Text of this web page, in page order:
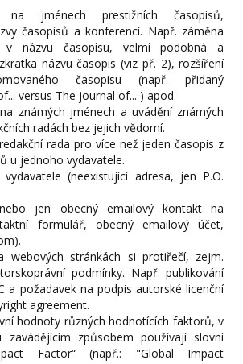
na jménech prestižních časopisů,
časopisů a konferencí. Např. záměna
názvu časopisu, velmi podobná a
názvu časopis (viz př. 2), rozšíření
časopisu (např. přidaný
versus The journal of... ) apod.
známých jménech a uvádění známých
radách bez jejich vědomí.
rada pro více než jeden časopis z
u jednoho vydavatele.
(neexistující adresa, jen P.O.
jen obecný emailový kontakt na
formulář, obecný emailový účet,
webových stránkách si protiřečí, zejm.
podmínky. Např. publikování
a požadavek na podpis autorské licenční
agreement.
hodnoty různých hodnotících faktorů, v
zavádějícím způsobem používají slovní
Factor“ (např.: "Global Impact